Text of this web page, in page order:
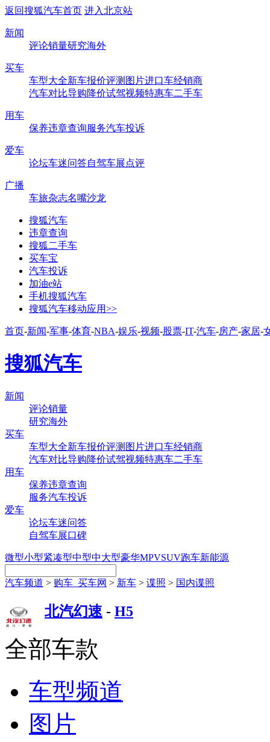
返回搜狐汽车首页 进入北京站
新闻
评论销量研究海外
买车
车型大全新车报价评测 图片进口车经销商
汽车对比导购降价试驾视频特惠车二手车
用车
保养违章查询服务汽车投诉
爱车
论坛车迷问答自驾车展点评
广播
车旅杂志名嘴沙龙
搜狐汽车
违章查询
搜狐二手车
买车宝
汽车投诉
加油e站
手机搜狐汽车
搜狐汽车移动应用>>
首页-新闻-军事-体育-NBA-娱乐-视频-股票-IT-汽车-房产-家居-
搜狐汽车
新闻
评论销量
研究海外
买车
车型大全新车报价评测 图片进口车经销商
汽车对比导购降价试驾视频特惠车二手车
用车
保养违章查询
服务汽车投诉
爱车
论坛车迷问答
自驾车展口碑
微型小型紧凑型中型中大型豪华MPVSUV跑车新能源
汽车频道 > 购车_买车网 > 新车 > 谍照 > 国内谍照
北汽幻速 - H5
全部车款
车型频道
图片